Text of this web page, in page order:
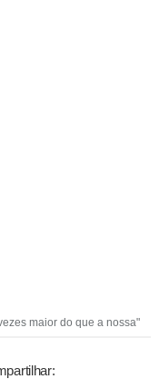
maior do que a nossa"